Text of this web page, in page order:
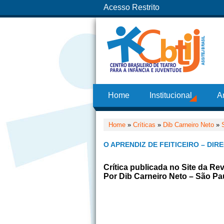
Acesso Restrito
Home Institucional
Home » Críticas » Dib Carneiro Neto »
O APRENDIZ DE FEITICEIRO –
Crítica publicada no Site da
Por Dib Carneiro Neto – São